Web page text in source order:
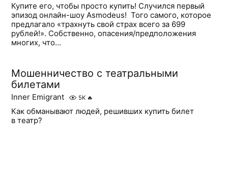
Купите его, чтобы просто купить! Случился первый
эпизод онлайн-шоу Asmodeus! ​ Того самого, которое
предлагало «трахнуть свой страх всего за 699
рублей!». Собственно, опасения/предположения
многих, что...
Мошенничество с театральными
билетами
Inner Emigrant 5K 🔥
Как обманывают людей, решивших купить билет
в театр?